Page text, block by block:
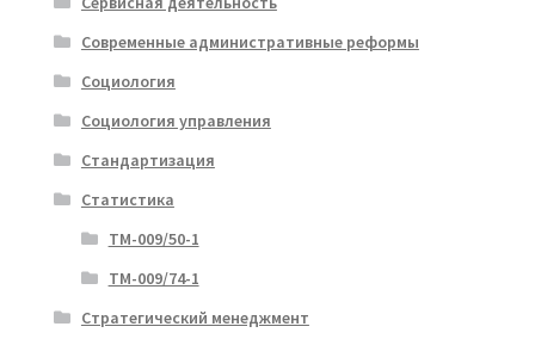
Современные административные реформы
Социология
Социология управления
Стандартизация
Статистика
ТМ-009/50-1
ТМ-009/74-1
Стратегический менеджмент